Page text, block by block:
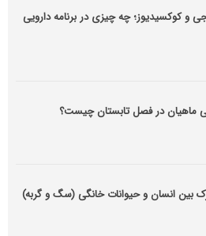
و کوکسیدیوز؛ چه چیزی در برنامه دارویی
ماهیان در فصل تابستان چیست؟
بین انسان و حیوانات خانگی (سگ و گربه)